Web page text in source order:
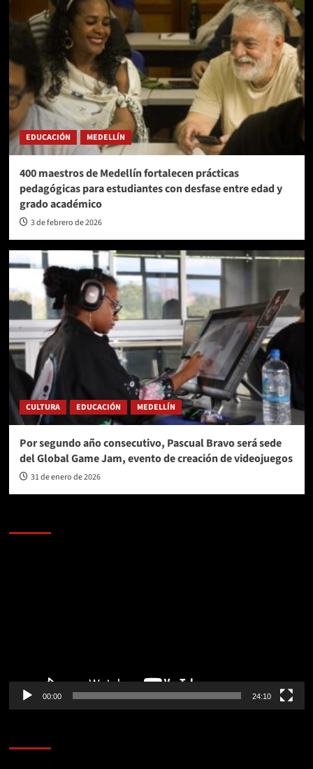
EDUCACIÓN MEDELLÍN
400 maestros de Medellín fortalecen prácticas
pedagógicas para estudiantes con desfase entre edad y
grado académico
3 de febrero de 2026
CULTURA EDUCACIÓN MEDELLÍN
Por segundo año consecutivo, Pascual Bravo será sede
del Global Game Jam, evento de creación de videojuegos
31 de enero de 2026
00:00 24:10